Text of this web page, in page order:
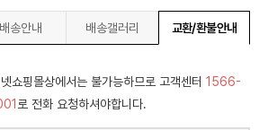
배송안내 배송갤러리 교환/환불안내
쇼핑몰상에서는 불가능하므로 고객센터 1566-
로 전화 요청하셔야합니다.